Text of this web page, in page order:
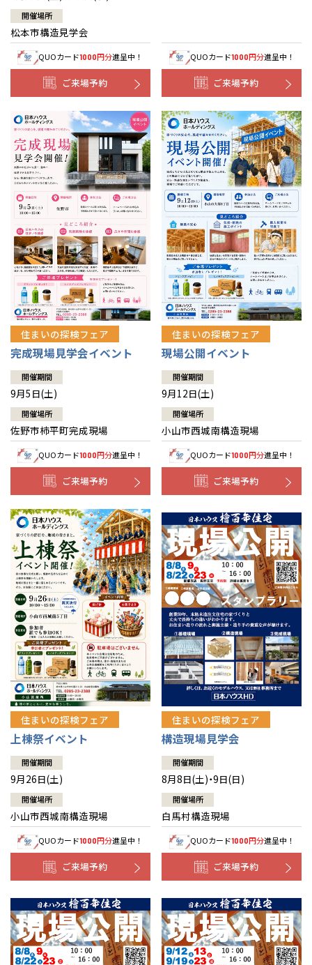
開催場所
松本市構造見学会
QUOカード1000円分進呈中！
ご来場予約
QUOカード1000円分進呈中！
ご来場予約
住まいの探検フェア
完成現場見学会イベント
開催期間
9月5日(土)
開催場所
佐野市柿平町完成現場
QUOカード1000円分進呈中！
ご来場予約
住まいの探検フェア
現場公開イベント
開催期間
9月12日(土)
開催場所
小山市西城南構造現場
QUOカード1000円分進呈中！
ご来場予約
住まいの探検フェア
上棟祭イベント
開催期間
9月26日(土)
開催場所
小山市西城南構造現場
QUOカード1000円分進呈中！
ご来場予約
住まいの探検フェア
構造現場見学会
開催期間
8月8日(土)・9日(日)
開催場所
白馬村構造現場
QUOカード1000円分進呈中！
ご来場予約